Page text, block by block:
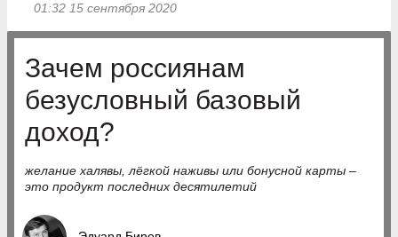
01:32 15 сентября 2020
Зачем россиянам
безусловный базовый
доход?
желание халявы, лёгкой наживы или бонусной карты –
это продукт последних десятилетий